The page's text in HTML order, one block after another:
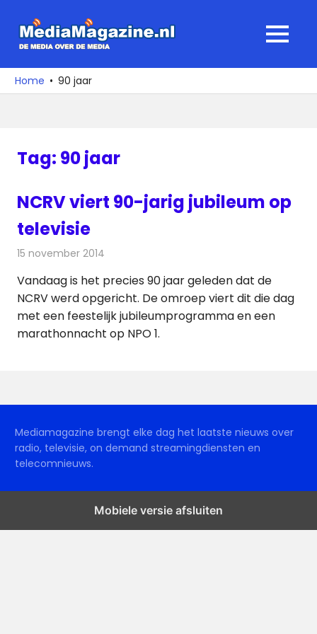
naar
media
over
MENU
Home 90 jaar
Tag: 90 jaar
NCRV viert 90-jarig jubileum op
televisie
15 november 2014
Vandaag is het precies 90 jaar geleden dat de
NCRV werd opgericht. De omroep viert dit die dag
met een feestelijk jubileumprogramma en een
marathonnacht op NPO 1.
Mediamagazine brengt elke dag het laatste nieuws over
radio, televisie, on demand streamingdiensten en
telecomnieuws.
Mobiele versie afsluiten